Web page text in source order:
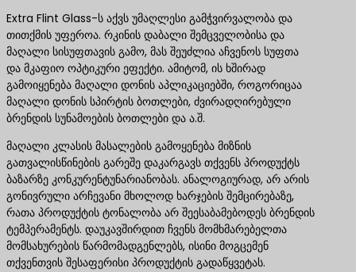
Extra Flint Glass-ს აქვს უმაღლესი გამჭვირვალობა და
თითქმის უფეროა. რკინის დაბალი შემცველობისა და
მაღალი სისუფთავის გამო, მას შეუძლია აჩვენოს სუფთა
და მკაფიო ოპტიკური ეფექტი. ამიტომ, ის ხშირად
გამოიყენება მაღალი დონის აპლიკაციებში, როგორიცაა
მაღალი დონის სპირტის ბოთლები, ძვირადღირებული
ბრენდის სუნამოების ბოთლები და ა.შ.
მაღალი კლასის მასალების გამოყენება მიზნის
გათვალისწინების გარეშე დაკარგავს თქვენს პროდუქტს
ბაზარზე კონკურენტუნარიანობას. ანალოგიურად, არ არის
გონივრული არჩევანი მხოლოდ ხარჯების შემცირებაზე,
რათა პროდუქტის ტონალობა არ შეესაბამებოდეს ბრენდის
ტემპერამენტს. დაუკავშირდით ჩვენს მომხმარებელთა
მომსახურების წარმომადგენლებს, ისინი მოგცემენ
თქვენთვის შესაფერისი პროდუქტის გადაწყვეტას.